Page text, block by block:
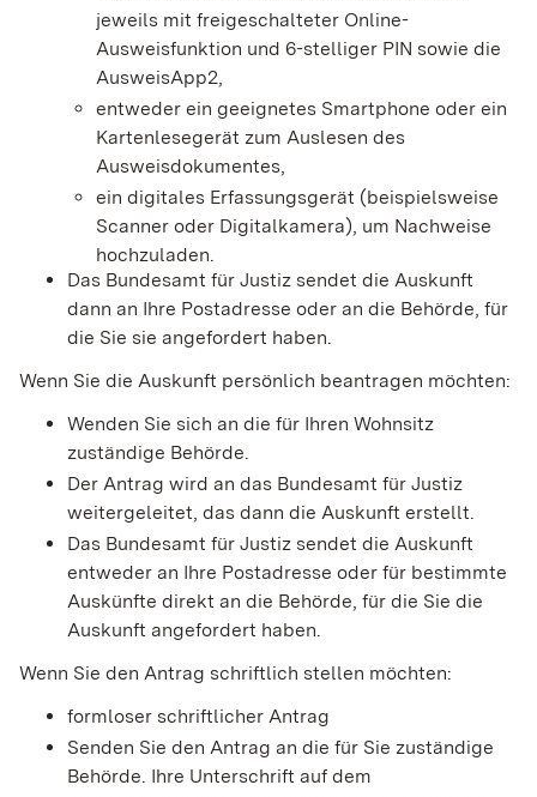
jeweils mit freigeschalteter Online-
Ausweisfunktion und 6-stelliger PIN sowie die
AusweisApp2,
entweder ein geeignetes Smartphone oder ein
Kartenlesegerät zum Auslesen des
Ausweisdokumentes,
ein digitales Erfassungsgerät (beispielsweise
Scanner oder Digitalkamera), um Nachweise
hochzuladen.
Das Bundesamt für Justiz sendet die Auskunft
dann an Ihre Postadresse oder an die Behörde, für
die Sie sie angefordert haben.
Wenn Sie die Auskunft persönlich beantragen möchten:
Wenden Sie sich an die für Ihren Wohnsitz
zuständige Behörde.
Der Antrag wird an das Bundesamt für Justiz
weitergeleitet, das dann die Auskunft erstellt.
Das Bundesamt für Justiz sendet die Auskunft
entweder an Ihre Postadresse oder für bestimmte
Auskünfte direkt an die Behörde, für die Sie die
Auskunft angefordert haben.
Wenn Sie den Antrag schriftlich stellen möchten:
formloser schriftlicher Antrag
Senden Sie den Antrag an die für Sie zuständige
Behörde. Ihre Unterschrift auf dem